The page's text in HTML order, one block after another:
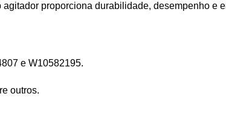
proporciona durabilidade, desempenho e
e W10582195.
outros.